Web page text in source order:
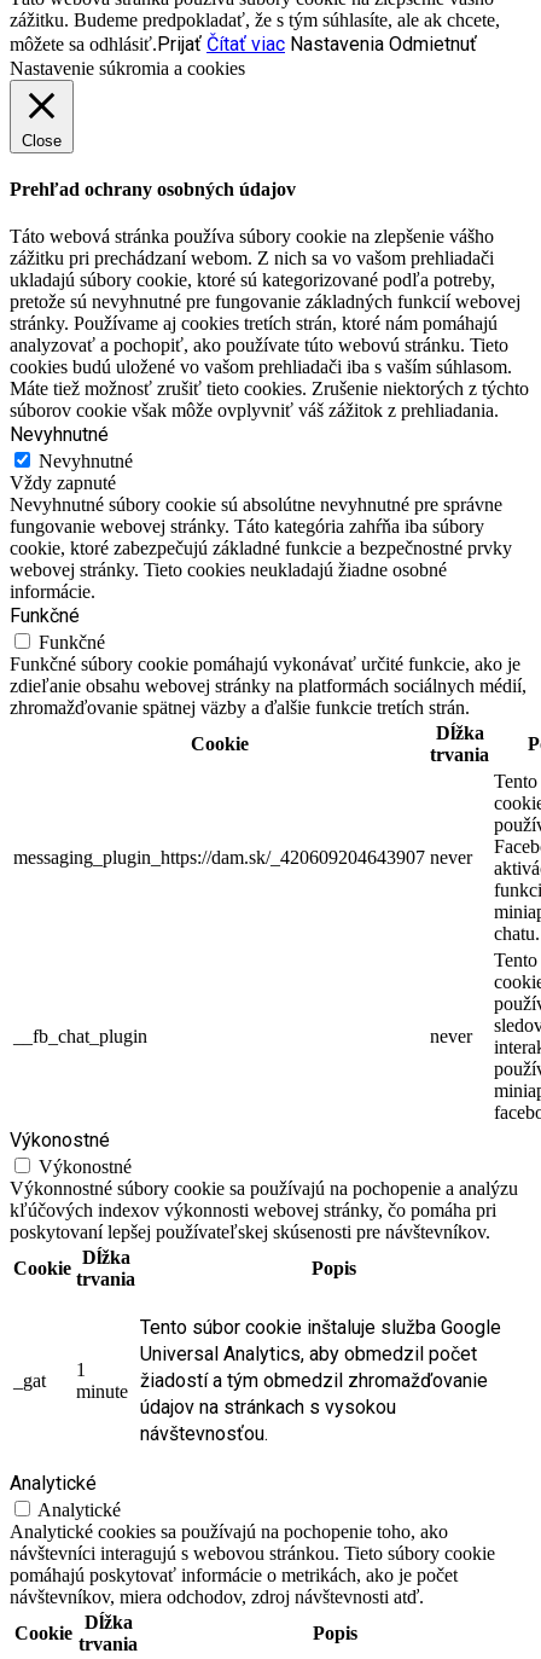
zážitku. Budeme predpokladať, že s tým súhlasíte, ale ak chcete,
môžete sa odhlásiť.Prijať Čítať viac Nastavenia Odmietnuť
Nastavenie súkromia a cookies
Close
Prehľad ochrany osobných údajov
Táto webová stránka používa súbory cookie na zlepšenie vášho
zážitku pri prechádzaní webom. Z nich sa vo vašom prehliadači
ukladajú súbory cookie, ktoré sú kategorizované podľa potreby,
pretože sú nevyhnutné pre fungovanie základných funkcií webovej
stránky. Používame aj cookies tretích strán, ktoré nám pomáhajú
analyzovať a pochopiť, ako používate túto webovú stránku. Tieto
cookies budú uložené vo vašom prehliadači iba s vaším súhlasom.
Máte tiež možnosť zrušiť tieto cookies. Zrušenie niektorých z týchto
súborov cookie však môže ovplyvniť váš zážitok z prehliadania.
Nevyhnutné
Nevyhnutné
Vždy zapnuté
Nevyhnutné súbory cookie sú absolútne nevyhnutné pre správne
fungovanie webovej stránky. Táto kategória zahŕňa iba súbory
cookie, ktoré zabezpečujú základné funkcie a bezpečnostné prvky
webovej stránky. Tieto cookies neukladajú žiadne osobné
informácie.
Funkčné
Funkčné
Funkčné súbory cookie pomáhajú vykonávať určité funkcie, ako je
zdieľanie obsahu webovej stránky na platformách sociálnych médií,
zhromažďovanie spätnej väzby a ďalšie funkcie tretích strán.
Cookie
Dĺžka
trvania
messaging_plugin_https://dam.sk/_420609204643907 never
chatu.
__fb_chat_plugin never
Výkonostné
Výkonostné
Výkonnostné súbory cookie sa používajú na pochopenie a analýzu
kľúčových indexov výkonnosti webovej stránky, čo pomáha pri
poskytovaní lepšej používateľskej skúsenosti pre návštevníkov.
Cookie
Dĺžka
trvania
Popis
_gat
1
minute
Tento súbor cookie inštaluje služba Google
Universal Analytics, aby obmedzil počet
žiadostí a tým obmedzil zhromažďovanie
údajov na stránkach s vysokou
návštevnosťou.
Analytické
Analytické
Analytické cookies sa používajú na pochopenie toho, ako
návštevníci interagujú s webovou stránkou. Tieto súbory cookie
pomáhajú poskytovať informácie o metrikách, ako je počet
návštevníkov, miera odchodov, zdroj návštevnosti atď.
Cookie
Dĺžka
trvania
Popis